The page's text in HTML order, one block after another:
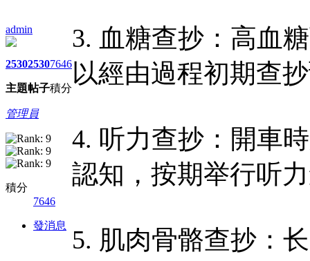
admin
2530
主題
2530
帖子
7646
積分
管理員
積分
7646
發消息
3. 血糖查抄：高血
以經由過程初期查
4. 听力查抄：開車
認知，按期举行听
5. 肌肉骨骼查抄：